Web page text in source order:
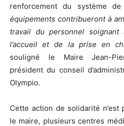
renforcement du système
équipements contribueront à
travail du personnel
l’accueil et de la prise en
souligné le Maire Jean-
président du conseil
Olympio.
Cette action de solidarité n’est
le maire, plusieurs centres